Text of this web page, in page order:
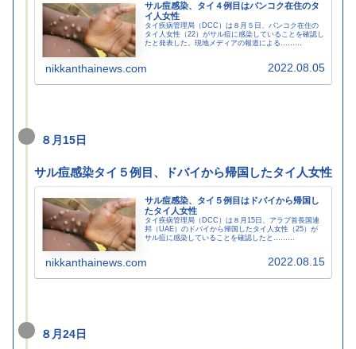
サル痘感染、タイ４例目はバンコク在住のタ
イ人女性
タイ疾病管理局（DCC）は８月５日、バンコク在住の
タイ人女性（22）がサル痘に感染していることを確認し
たと発表した。現地メディアの報道による………
nikkanthainews.com 2022.08.05
８月15日
サル痘感染タイ５例目、ドバイから帰国したタイ人女性
サル痘感染、タイ５例目はドバイから帰国し
たタイ人女性
タイ疾病管理局（DCC）は８月15日、アラブ首長国連
邦（UAE）のドバイから帰国したタイ人女性（25）が
サル痘に感染していることを確認したと………
nikkanthainews.com 2022.08.15
８月24日